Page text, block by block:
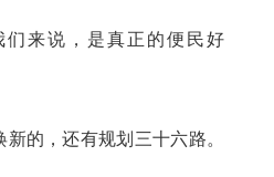
来说，是真正的便民好
的，还有规划三十六路。